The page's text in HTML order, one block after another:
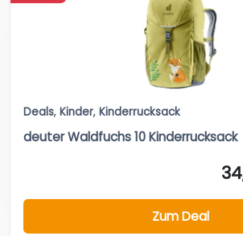
Deals, Kinder, Kinderrucksack
deuter Waldfuchs 10 Kinderrucksack
Zum Deal